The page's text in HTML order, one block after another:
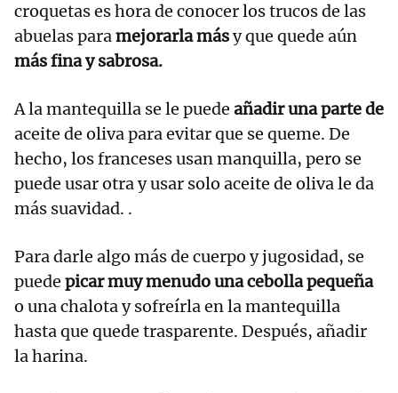
croquetas es hora de conocer los trucos de las
abuelas paramejorarla másy que quede aún
más fina y sabrosa.
A la mantequilla se le puede añadir una parte de
aceite de oliva para evitar que se queme. De
hecho, los franceses usan manquilla, pero se
puede usar otra y usar solo aceite de oliva le da
más suavidad. .
Para darle algo más de cuerpo y jugosidad, se
puede picar muy menudo una cebolla pequeña
o una chalota y sofreírla en la mantequilla
hasta que quede trasparente. Después, añadir
la harina.